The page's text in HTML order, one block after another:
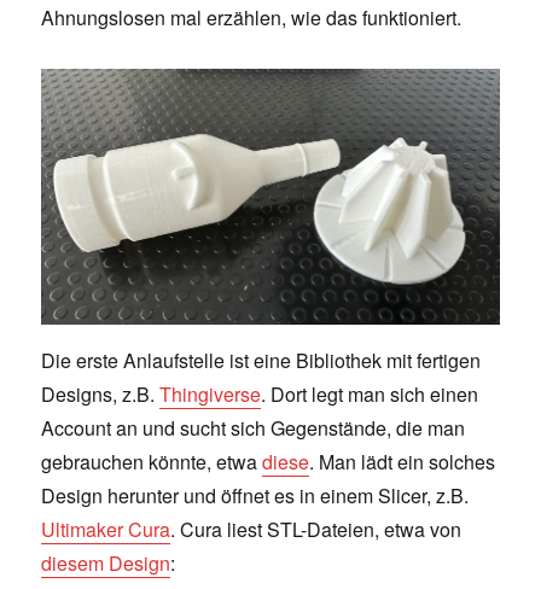
Ahnungslosen mal erzählen, wie das funktioniert.
Die erste Anlaufstelle ist eine Bibliothek mit fertigen
Designs, z.B.Thingiverse. Dort legt man sich einen
Account an und sucht sich Gegenstände, die man
gebrauchen könnte, etwadiese. Man lädt ein solches
Design herunter und öffnet es in einem Slicer, z.B.
Ultimaker Cura. Cura liest STL-Dateien, etwa von
diesem Design: